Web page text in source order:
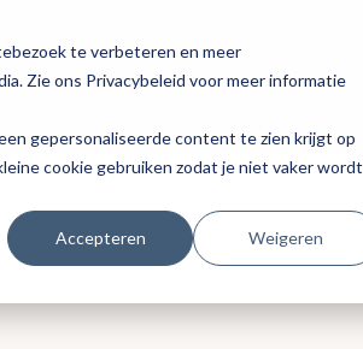
te verbeteren en meer
Zie ons Privacybeleid voor meer informatie
gepersonaliseerde content te zien krijgt op
cookie gebruiken zodat je niet vaker wordt
Accepteren Weigeren